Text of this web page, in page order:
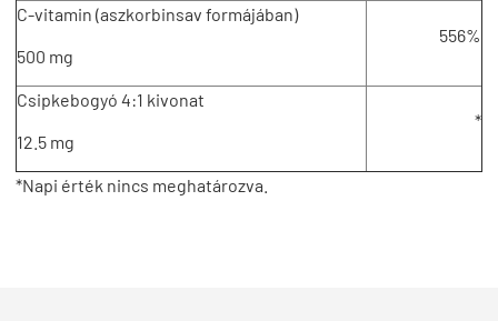
C-vitamin (aszkorbinsav formájában)
500 mg
556%
Csipkebogyó 4:1 kivonat
12.5 mg
*
*Napi érték nincs meghatározva.